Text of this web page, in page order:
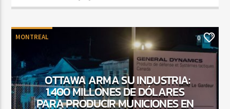
MONTREAL 0
OTTAWA ARMA SU INDUSTRIA:
1.400 MILLONES DE DÓLARES
PARA PRODUCIR MUNICIONES EN